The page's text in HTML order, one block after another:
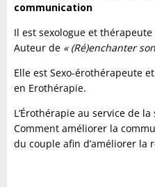
communication
Il est sexologue et
Auteur de « (Ré)enchanter
Elle est Sexo-érothérapeute
en Erothérapie.
L’Érothérapie au service de
Comment améliorer la
du couple afin d’améliorer la